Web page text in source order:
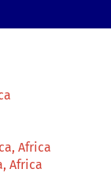
Africa
Africa